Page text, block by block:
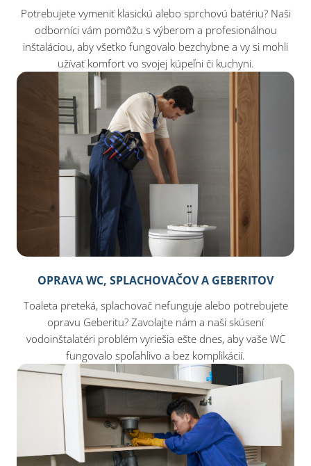
Potrebujete vymeniť klasickú alebo sprchovú batériu? Naši
odborníci vám pomôžu s výberom a profesionálnou
inštaláciou, aby všetko fungovalo bezchybne a vy si mohli
užívať komfort vo svojej kúpeľni či kuchyni.
OPRAVA WC, SPLACHOVAČOV A GEBERITOV
Toaleta preteká, splachovač nefunguje alebo potrebujete
opravu Geberitu? Zavolajte nám a naši skúsení
vodoinštalatéri problém vyriešia ešte dnes, aby vaše WC
fungovalo spoľahlivo a bez komplikácií.